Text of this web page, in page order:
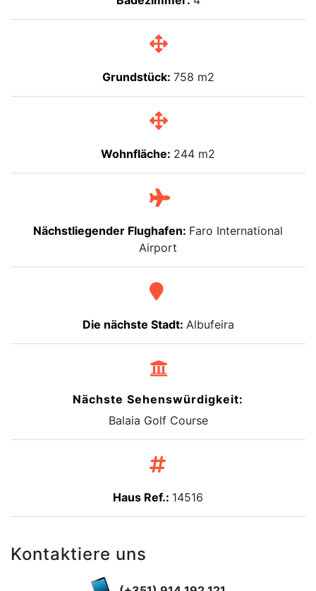
Grundstück: 758 m2
Wohnfläche: 244 m2
Nächstliegender Flughafen: Faro International
Airport
Die nächste Stadt: Albufeira
Nächste Sehenswürdigkeit:
Balaia Golf Course
Haus Ref.: 14516
Kontaktiere uns